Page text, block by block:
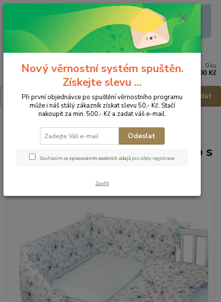
Menu
Hledat
0 ks
0,00 Kč
Nellys Dětské ložní prádlo s mantinelem - 135x100cm/40x60cm
Baby Nellys Dětské ložní prádlo s
mantinelem -
135x100cm/40x60cm
Nový věrnostní systém spuštěn.
Získejte slevu ...
Při první objednávce po spuštění věrnostního programu
může i náš stálý zákazník získat slevu 50,- Kč. Stačí
nakoupit za min. 500,- Kč a zadat váš e-mail.
Odeslat
Souhlasím se zpracováním osobních údajů pro účely registrace.
Zavřít